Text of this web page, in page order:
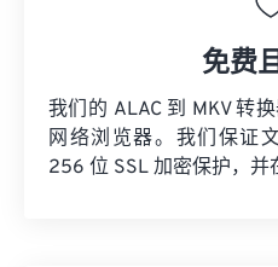
免费
我们的 ALAC 到 MKV 转
网络浏览器。我们保证
256 位 SSL 加密保护，并